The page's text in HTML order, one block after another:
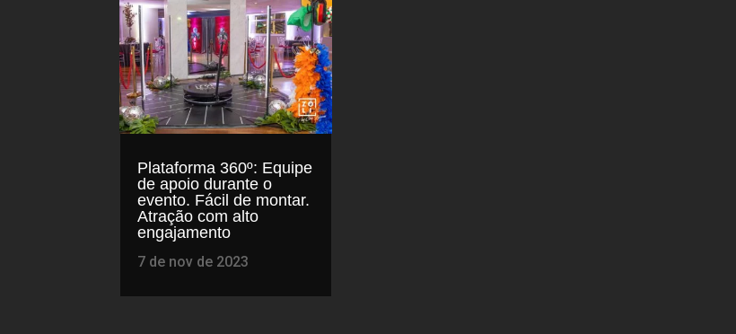
Plataforma 360º: Equipe
de apoio durante o
evento. Fácil de montar.
Atração com alto
engajamento
7 de nov de 2023